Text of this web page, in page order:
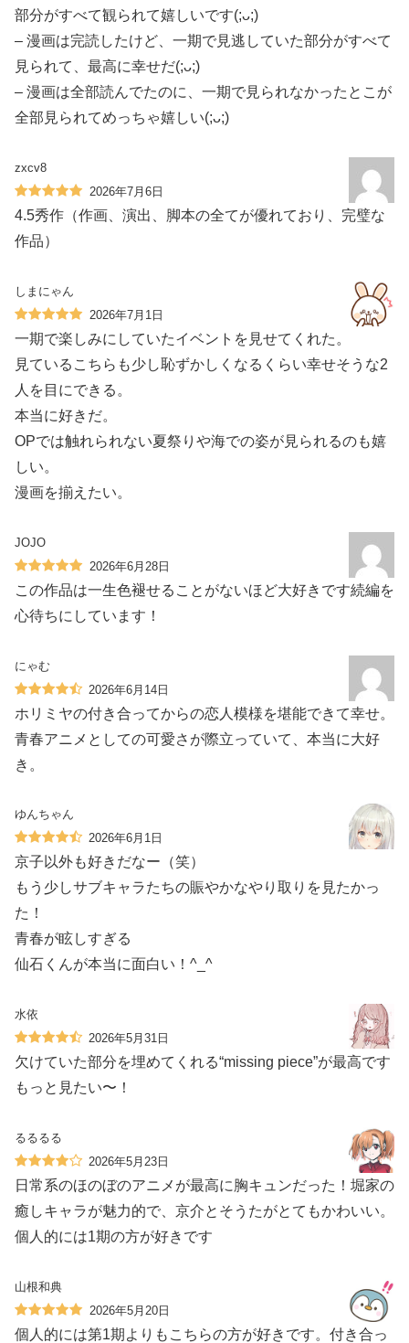
部分がすべて観られて嬉しいです(;ᴗ;)
– 漫画は完読したけど、一期で見逃していた部分がすべて
見られて、最高に幸せだ(;ᴗ;)
– 漫画は全部読んでたのに、一期で見られなかったとこが
全部見られてめっちゃ嬉しい(;ᴗ;)
zxcv8
2026年7月6日
4.5秀作（作画、演出、脚本の全てが優れており、完璧な
作品）
しまにゃん
2026年7月1日
一期で楽しみにしていたイベントを見せてくれた。
見ているこちらも少し恥ずかしくなるくらい幸せそうな2
人を目にできる。
本当に好きだ。
OPでは触れられない夏祭りや海での姿が見られるのも嬉
しい。
漫画を揃えたい。
JOJO
2026年6月28日
この作品は一生色褪せることがないほど大好きです続編を
心待ちにしています！
にゃむ
2026年6月14日
ホリミヤの付き合ってからの恋人模様を堪能できて幸せ。
青春アニメとしての可愛さが際立っていて、本当に大好
き。
ゆんちゃん
2026年6月1日
京子以外も好きだなー（笑）
もう少しサブキャラたちの賑やかなやり取りを見たかっ
た！
青春が眩しすぎる
仙石くんが本当に面白い！^_^
水依
2026年5月31日
欠けていた部分を埋めてくれる“missing piece”が最高です
もっと見たい〜！
るるるる
2026年5月23日
日常系のほのぼのアニメが最高に胸キュンだった！堀家の
癒しキャラが魅力的で、京介とそうたがとてもかわいい。
個人的には1期の方が好きです
山根和典
2026年5月20日
個人的には第1期よりもこちらの方が好きです。付き合っ